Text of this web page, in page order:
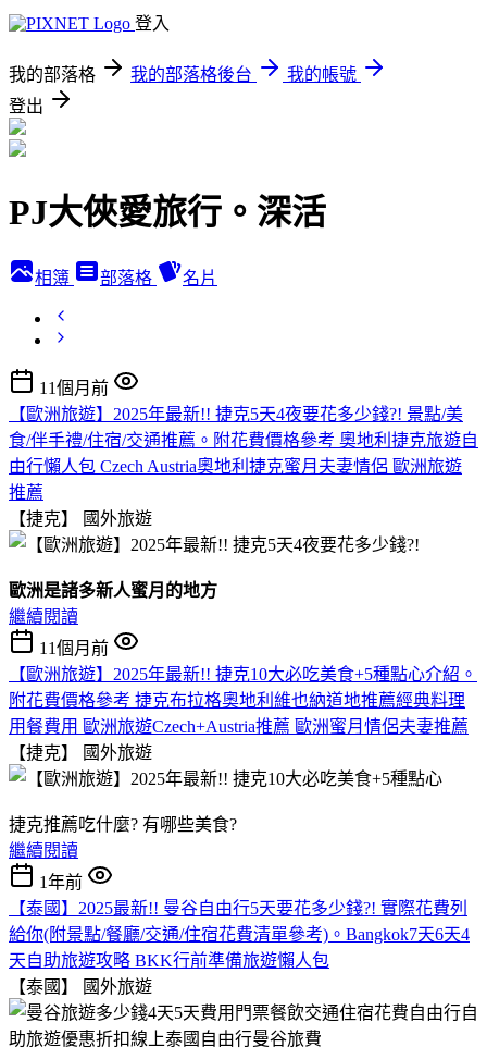
登入
我的部落格 我的部落格後台
我的帳號
登出
PJ大俠愛旅行。深活
相簿 部落格 名片
11個月前
【歐洲旅遊】2025年最新!! 捷克5天4夜要花多少錢?! 景點/美
食/伴手禮/住宿/交通推薦。附花費價格參考 奧地利捷克旅遊自
由行懶人包 Czech Austria奧地利捷克蜜月夫妻情侶 歐洲旅遊
推薦
【捷克】
國外旅遊
歐洲是諸多新人蜜月的地方
繼續閱讀
11個月前
【歐洲旅遊】2025年最新!! 捷克10大必吃美食+5種點心介紹。
附花費價格參考 捷克布拉格奧地利維也納道地推薦經典料理
用餐費用 歐洲旅遊Czech+Austria推薦 歐洲蜜月情侶夫妻推薦
【捷克】
國外旅遊
捷克推薦吃什麼? 有哪些美食?
繼續閱讀
1年前
【泰國】2025最新!! 曼谷自由行5天要花多少錢?! 實際花費列
給你(附景點/餐廳/交通/住宿花費清單參考)。Bangkok7天6天4
天自助旅遊攻略 BKK行前準備旅遊懶人包
【泰國】
國外旅遊